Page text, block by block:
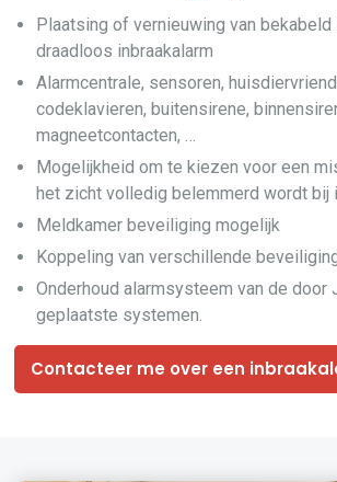
Plaatsing of vernieuwing van bekabeld
draadloos inbraakalarm
Alarmcentrale, sensoren,
codeklavieren, buitensirene,
magneetcontacten, …
Mogelijkheid om te kiezen voor een
het zicht volledig belemmerd wordt bij
Meldkamer beveiliging mogelijk
Koppeling van verschillende
Onderhoud alarmsysteem van de door
geplaatste systemen.
Contacteer me over een